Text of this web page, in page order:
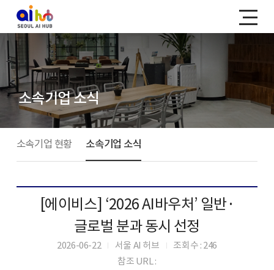
소속기업 소식
소속기업 현황 소속기업 소식
[에이비스] ‘2026 AI바우처’ 일반·
글로벌 분과 동시 선정
2026-06-22 서울 AI 허브
조회수 : 246
참조 URL :